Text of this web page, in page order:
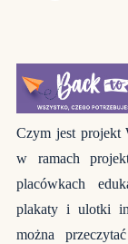
Czym jest projekt
w ramach
placówkach
plakaty i ulotki
można